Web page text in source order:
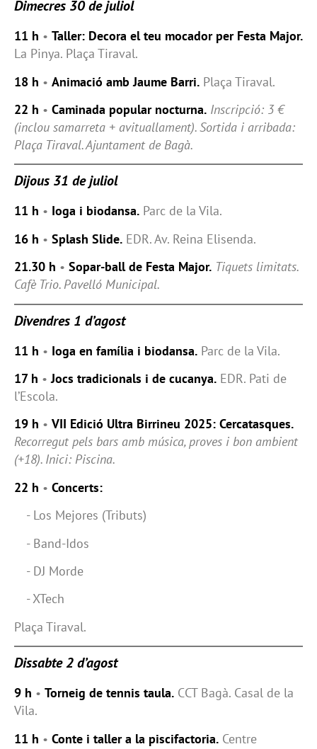
Dimecres 30 de juliol
11 h • Taller: Decora el teu mocador per Festa Major.
La Pinya. Plaça Tiraval.
18 h • Animació amb Jaume Barri. Plaça Tiraval.
22 h • Caminada popular nocturna. Inscripció: 3 €
(inclou samarreta + avituallament). Sortida i arribada:
Plaça Tiraval. Ajuntament de Bagà.
Dijous 31 de juliol
11 h • Ioga i biodansa. Parc de la Vila.
16 h • Splash Slide. EDR. Av. Reina Elisenda.
21.30 h • Sopar-ball de Festa Major. Tiquets limitats.
Cafè Trio. Pavelló Municipal.
Divendres 1 d’agost
11 h • Ioga en família i biodansa. Parc de la Vila.
17 h •Jocs tradicionals i de cucanya. EDR. Pati de
l’Escola.
19 h • VII Edició Ultra Birrineu 2025: Cercatasques.
Recorregut pels bars amb música, proves i bon ambient
(+18). Inici: Piscina.
22 h • Concerts:
- Los Mejores (Tributs)
- Band-Idos
- DJ Morde
- XTech
Plaça Tiraval.
Dissabte 2 d’agost
9 h • Torneig de tennis taula. CCT Bagà. Casal de la
Vila.
11 h • Conte i taller a la piscifactoria. Centre